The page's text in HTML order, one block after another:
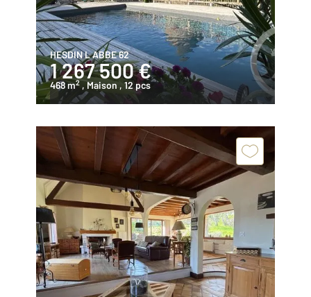
HESDIN L ABBE 62
1 267 500 €
468 m2 , Maison , 12 pcs